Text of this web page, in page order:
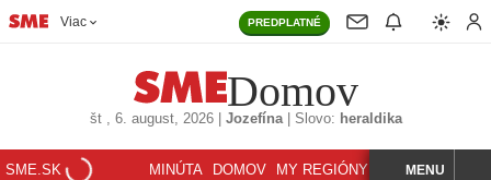
Viac PREDPLATNÉ
Domov
št, 6. august, 2026| Jozefína| Slovo: heraldika
SME.SK MINÚTA DOMOV MY REGIÓNY KORZÁR
HĽADAJMENU